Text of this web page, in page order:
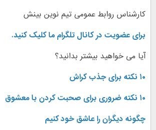
کارشناس روابط عمومی تیم نوین بینش
برای عضویت در کانال تلگرام ما کلیک کنید.
آیا می خواهید بیشتر بدانید؟
۱۰ نکته برای جذب کراش
۱۰ نکته ضروری برای صحبت کردن با معشوق
چگونه دیگران را عاشق خود کنیم